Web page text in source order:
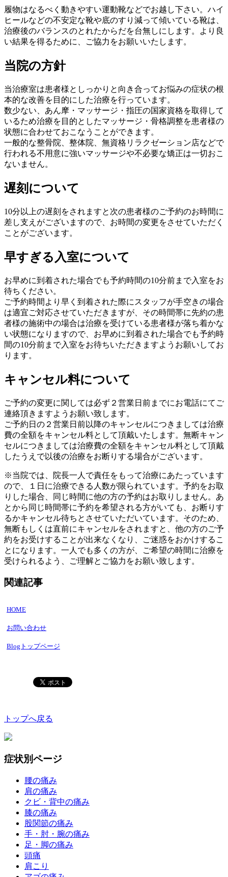
履物はなるべく動きやすい運動靴などでお越し下さい。ハイ
ヒールなどの不安定な靴や底のすり減って傾いている靴は、
治療後のバランスのとれたからだを台無しにします。より良
い結果を得るために、ご協力をお願いいたします。
当院の方針
当治療室は患者様としっかりと向き合ってお悩みの症状の根
本的な改善を目的にした治療を行っています。
数少ない、あん摩・マッサージ・指圧の国家資格を取得して
いるため治療を目的としたマッサージ・骨格調整を患者様の
状態に合わせておこなうことができます。
一般的な整骨院、整体院、無資格リラクゼーション店などで
行われる不用意に強いマッサージや不必要な矯正は一切おこ
ないません。
遅刻について
10分以上の遅刻をされますと次の患者様のご予約のお時間に
差し支えがございますので、お時間の変更をさせていただく
ことがございます。
早すぎる入室について
お早めに到着された場合でも予約時間の10分前まで入室をお
待ちください。
ご予約時間より早く到着された際にスタッフが手空きの場合
は適宜ご対応させていただきますが、その時間帯に先約の患
者様の施術中の場合は治療を受けている患者様が落ち着かな
い状態になりますので、お早めに到着された場合でも予約時
間の10分前まで入室をお待ちいただきますようお願いしてお
ります。
キャンセル料について
ご予約の変更に関しては必ず２営業日前までにお電話にてご
連絡頂きますようお願い致します。
ご予約日の２営業日前以降のキャンセルにつきましては治療
費の全額をキャンセル料として頂戴いたします。無断キャン
セルにつきましては治療費の全額をキャンセル料として頂戴
したうえで以後の治療をお断りする場合がございます。
※当院では、院長一人で責任をもって治療にあたっています
ので、１日に治療できる人数が限られています。予約をお取
りした場合、同じ時間に他の方の予約はお取りしません。あ
とから同じ時間帯に予約を希望される方がいても、お断りす
るかキャンセル待ちとさせていただいています。そのため、
無断もしくは直前にキャンセルをされますと、他の方のご予
約をお受けすることが出来なくなり、ご迷惑をおかけするこ
とになります。一人でも多くの方が、ご希望の時間に治療を
受けられるよう、ご理解とご協力をお願い致します。
関連記事
HOME
お問い合わせ
Blogトップページ
トップへ戻る
症状別ページ
腰の痛み
肩の痛み
クビ・背中の痛み
膝の痛み
股関節の痛み
手・肘・腕の痛み
足・脚の痛み
頭痛
肩こり